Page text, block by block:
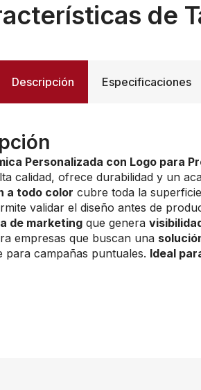
de
Descripción Especificaciones
Personalizada con Logo para
calidad, ofrece durabilidad y un
a todo color cubre toda la
validar el diseño antes de
de marketing que genera
empresas que buscan una
para campañas puntuales. Ideal